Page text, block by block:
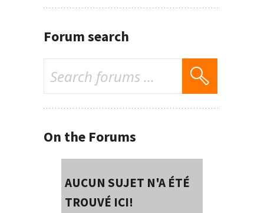
Forum search
On the Forums
AUCUN SUJET N'A ÉTÉ
TROUVÉ ICI!